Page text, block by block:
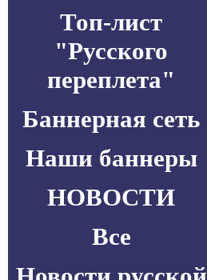
Топ-лист
"Русского
переплета"
Баннерная сеть
Наши баннеры
НОВОСТИ
Все